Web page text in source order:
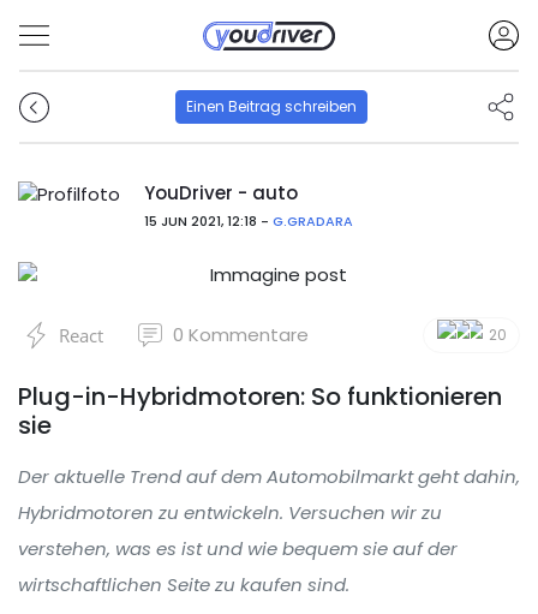
Einen Beitrag schreiben
YouDriver - auto
15 JUN 2021, 12:18 - G.GRADARA
React 0 Kommentare 20
Plug-in-Hybridmotoren: So funktionieren
sie
Der aktuelle Trend auf dem Automobilmarkt geht dahin,
Hybridmotoren zu entwickeln. Versuchen wir zu
verstehen, was es ist und wie bequem sie auf der
wirtschaftlichen Seite zu kaufen sind.